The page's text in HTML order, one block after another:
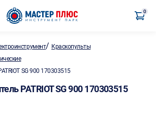
0
/ Краскопульты
SG 900 170303515
PATRIOT SG 900 170303515